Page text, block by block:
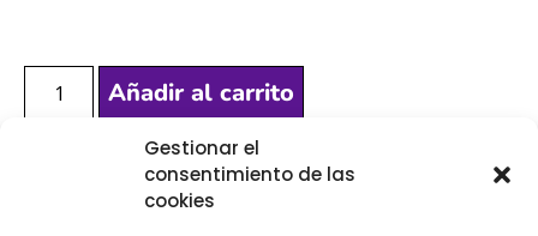
Gestionar el
consentimiento de las
cookies
Añadir al carrito
[Las unidades seleccionadas son en